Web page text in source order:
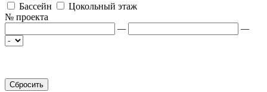
Бассейн
Цокольный этаж
№ проекта
—
—